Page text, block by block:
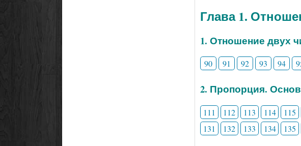
Глава 1.
1. Отношение двух
90 91 92 93 94
2. Пропорция.
111 112 113 114 115
131
132 133 134 135